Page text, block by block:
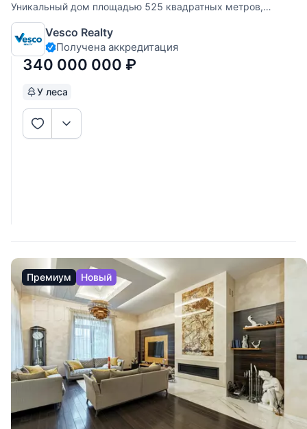
Уникальный дом площадью 525 квадратных метров,
расположенный на участке в 14 соток с авторским
ландшафтным дизайном. Дом спроектирован известным
архитектором Н. Бенуа. О доме писали в авторитетных
журналах «АрхРевю» и Interior+Design, подчеркивая его
Vesco Realty
Получена аккредитация
340 000 000 ₽
У леса
Премиум Новый